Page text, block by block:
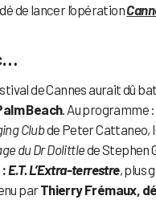
de lancer l’opération
de Cannes aurait dû
Beach. Au programme
Clubde Peter Cattaneo,
du Dr Dolittlede Stephen
E.T. L’Extra-terrestre, plus
parThierry Frémaux,